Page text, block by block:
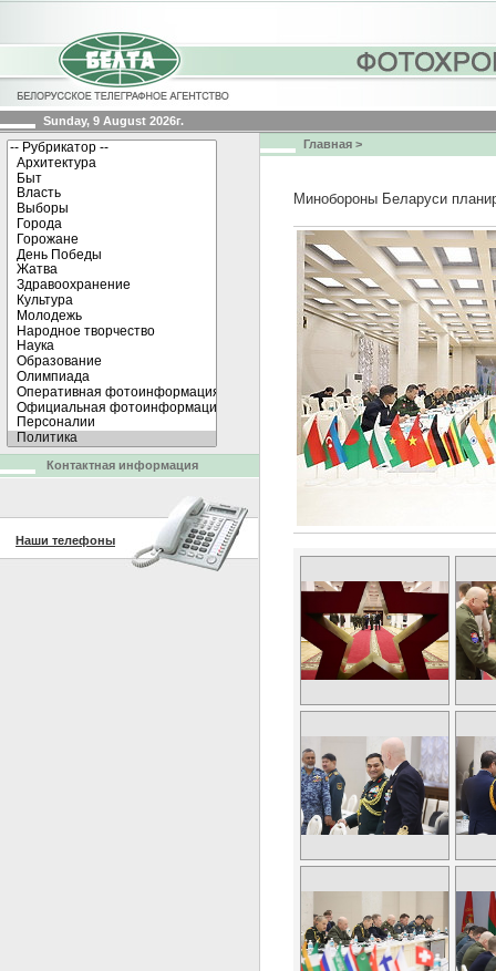
Sunday, 9 August 2026г.
Главная >
Минобороны Беларуси
Контактная информация
Наши телефоны